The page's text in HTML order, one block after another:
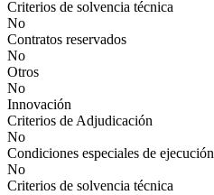
Criterios de solvencia técnica
No
Contratos reservados
No
Otros
No
Innovación
Criterios de Adjudicación
No
Condiciones especiales de ejecución
No
Criterios de solvencia técnica